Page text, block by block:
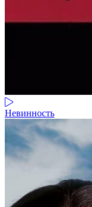
Невинность